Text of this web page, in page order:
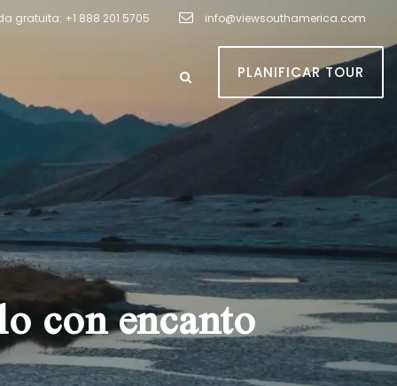
gratuita: +1 888 201 5705 info@viewsouthamerica.com
PLANIFICAR TOUR
con encanto